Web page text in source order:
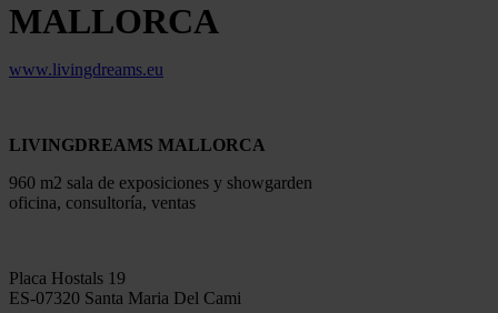
MALLORCA
www.livingdreams.eu
LIVINGDREAMS MALLORCA
960 m2 sala de exposiciones y showgarden
oficina, consultoría, ventas
Placa Hostals 19
ES-07320 Santa Maria Del Cami